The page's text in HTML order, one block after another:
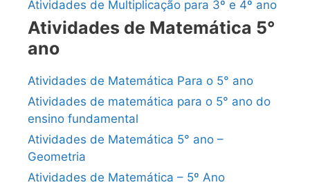
Atividades de Multiplicação para 3º e 4º ano
Atividades de Matemática 5°
ano
Atividades de Matemática Para o 5° ano
Atividades de matemática para o 5° ano do
ensino fundamental
Atividades de Matemática 5° ano –
Geometria
Atividades de Matemática – 5º Ano